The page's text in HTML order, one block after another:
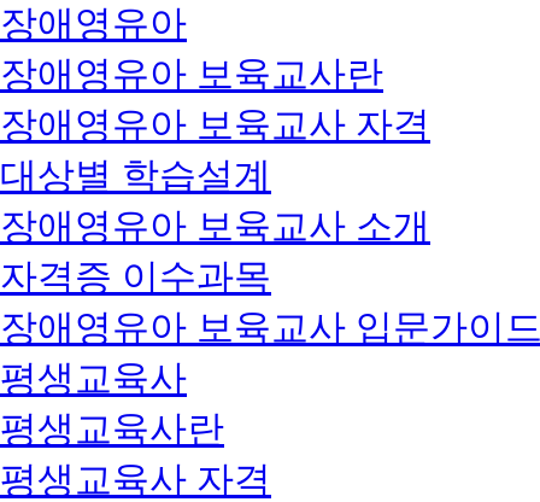
장애영유아
장애영유아 보육교사란
장애영유아 보육교사 자격
대상별 학습설계
장애영유아 보육교사 소개
자격증 이수과목
장애영유아 보육교사 입문가이
평생교육사
평생교육사란
평생교육사 자격